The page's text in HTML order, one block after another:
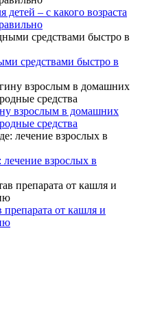
– с какого возраста
средствами быстро в
взрослым в домашних
средства
взрослых в
от кашля и